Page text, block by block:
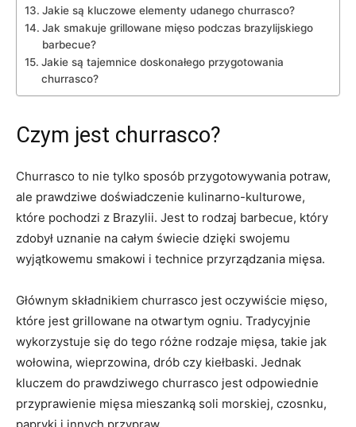
Jakie są kluczowe elementy udanego churrasco?
Jak smakuje ⁣grillowane mięso podczas brazylijskiego‌
barbecue?
Jakie są tajemnice doskonałego ‍przygotowania
churrasco?
Czym ​jest ‍churrasco?
Churrasco to nie tylko sposób przygotowywania potraw,
‍ale prawdziwe ⁤doświadczenie kulinarno-kulturowe,
które pochodzi z Brazylii. Jest to rodzaj ‌barbecue, który
zdobył uznanie na całym świecie dzięki swojemu
wyjątkowemu ⁢smakowi i‍ technice⁢ przyrządzania⁣ mięsa.
Głównym składnikiem churrasco jest oczywiście ‍mięso,
które jest grillowane na otwartym⁢ ogniu. Tradycyjnie
wykorzystuje się⁣ do tego różne rodzaje mięsa, takie jak
wołowina, wieprzowina, drób czy kiełbaski. Jednak
kluczem do prawdziwego churrasco jest odpowiednie
przyprawienie mięsa mieszanką soli morskiej, czosnku,